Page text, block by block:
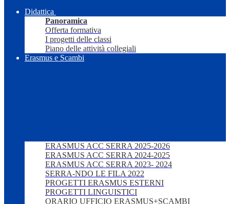
Didattica
Panoramica
Offerta formativa
I progetti delle classi
Piano delle attività collegiali
Erasmus e Scambi
ERASMUS ACC SERRA 2025-2026
ERASMUS ACC SERRA 2024-2025
ERASMUS ACC SERRA 2023- 2024
SERRA-NDO LE FILA 2022
PROGETTI ERASMUS ESTERNI
PROGETTI LINGUISTICI
ORARIO UFFICIO ERASMUS+SCAMBI